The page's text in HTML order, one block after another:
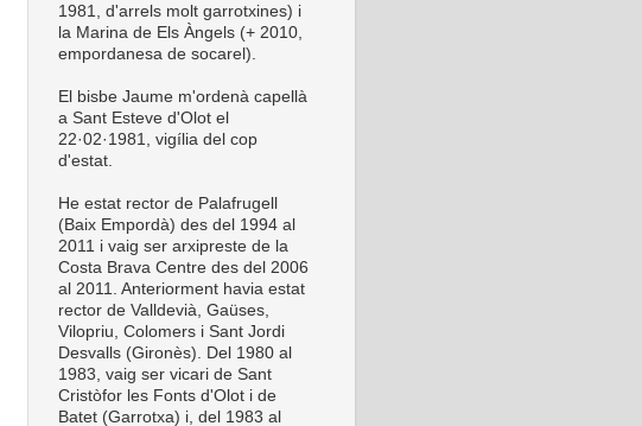
1981, d'arrels molt garrotxines) i
la Marina de Els Àngels (+ 2010,
empordanesa de socarel).
El bisbe Jaume m'ordenà capellà
a Sant Esteve d'Olot el
22·02·1981, vigília del cop
d'estat.
He estat rector de Palafrugell
(Baix Empordà) des del 1994 al
2011 i vaig ser arxipreste de la
Costa Brava Centre des del 2006
al 2011. Anteriorment havia estat
rector de Valldevià, Gaüses,
Vilopriu, Colomers i Sant Jordi
Desvalls (Gironès). Del 1980 al
1983, vaig ser vicari de Sant
Cristòfor les Fonts d'Olot i de
Batet (Garrotxa) i, del 1983 al